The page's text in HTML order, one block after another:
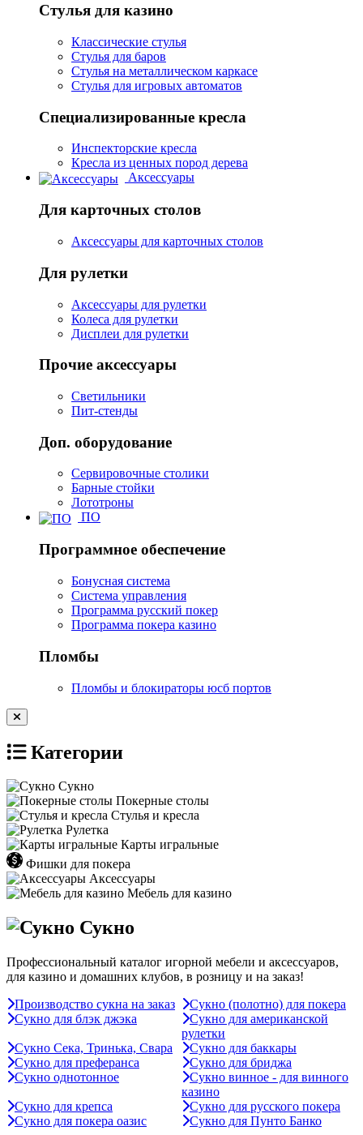
Стулья для казино
Классические стулья
Стулья для баров
Стулья на металлическом каркасе
Стулья для игровых автоматов
Специализированные кресла
Инспекторские кресла
Кресла из ценных пород дерева
Аксессуары
Для карточных столов
Аксессуары для карточных столов
Для рулетки
Аксессуары для рулетки
Колеса для рулетки
Дисплеи для рулетки
Прочие аксессуары
Светильники
Пит-стенды
Доп. оборудование
Сервировочные столики
Барные стойки
Лототроны
ПО
Программное обеспечение
Бонусная система
Система управления
Программа русский покер
Программа покера казино
Пломбы
Пломбы и блокираторы юсб портов
Категории
Сукно
Покерные столы
Стулья и кресла
Рулетка
Карты игральные
Фишки для покера
Аксессуары
Мебель для казино
Сукно
Профессиональный каталог игорной мебели и аксессуаров,
для казино и домашних клубов, в розницу и на заказ!
Производство сукна на заказ
Сукно (полотно) для покера
Сукно для блэк джэка
Сукно для американской
рулетки
Сукно Сека, Тринька, Свара
Сукно для баккары
Сукно для преферанса
Сукно для бриджа
Сукно однотонное
Сукно винное - для винного
казино
Сукно для крепса
Сукно для русского покера
Сукно для покера оазис
Сукно для Пунто Банко